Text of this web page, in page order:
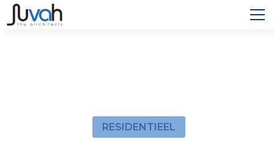
RESIDENTIEEL